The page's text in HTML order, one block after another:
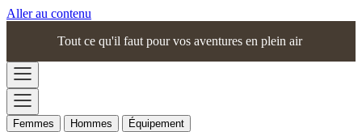
Aller au contenu
Tout ce qu'il faut pour vos aventures en plein air
Femmes Hommes Équipement